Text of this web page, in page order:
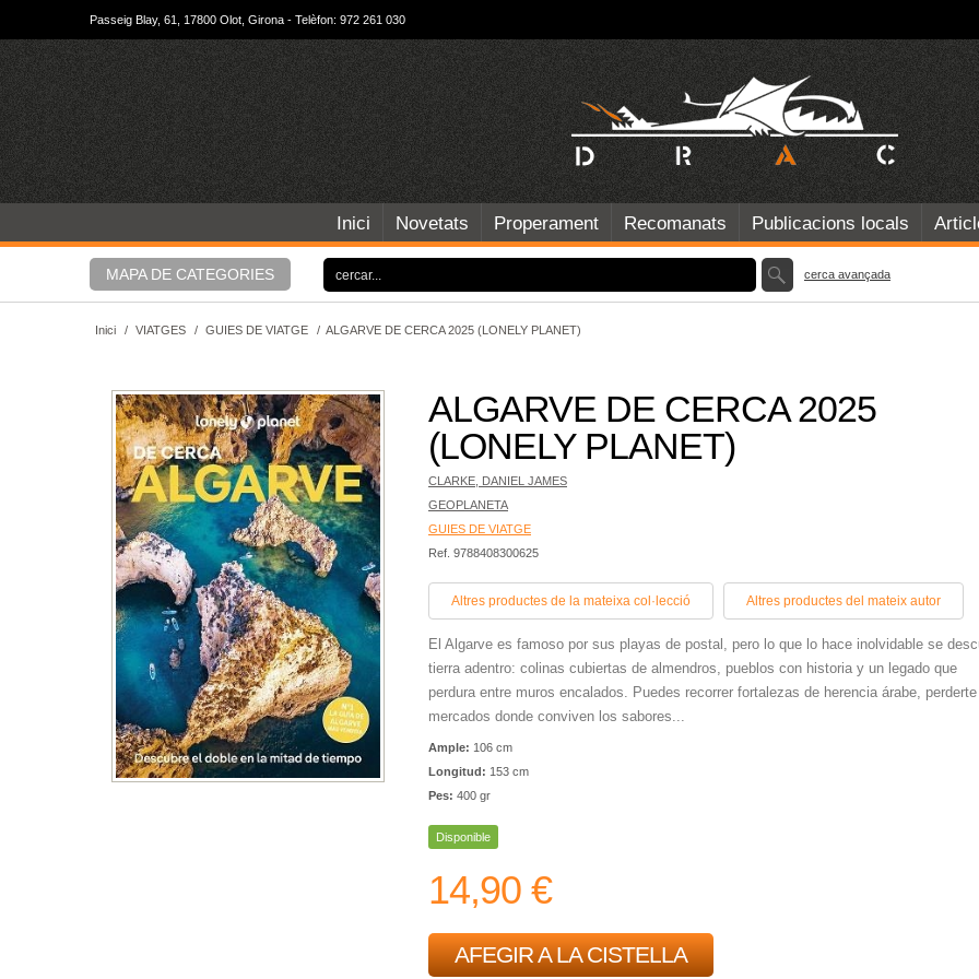
Passeig Blay, 61, 17800 Olot, Girona - Telèfon: 972 261 030
Inici Novetats Properament Recomanats Publicacions locals
MAPA DE CATEGORIES cerca avançada
Inici / VIATGES / GUIES DE VIATGE / ALGARVE DE CERCA 2025 (LONELY PLANET)
ALGARVE DE CERCA 2025
(LONELY PLANET)
CLARKE, DANIEL JAMES
GEOPLANETA
GUIES DE VIATGE
Ref. 9788408300625
Altres productes de la mateixa col·lecció Altres productes del mateix autor
El Algarve es famoso por sus playas de postal, pero lo que lo hace inolvidable se
tierra adentro: colinas cubiertas de almendros, pueblos con historia y un legado que
perdura entre muros encalados. Puedes recorrer fortalezas de herencia árabe,
mercados donde conviven los sabores...
Ample: 106 cm
Longitud: 153 cm
Pes: 400 gr
Disponible
14,90 €
AFEGIR A LA CISTELLA